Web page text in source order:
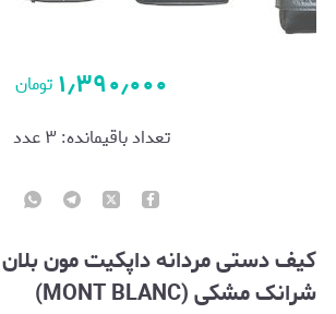
۱٫۳۹۰٫۰۰۰ تومان
تعداد باقیمانده: ۳عدد
کیف دستی مردانه داپکیت مون
شرانک مشکی (MONT BLANC)